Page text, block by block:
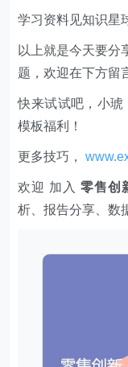
学习资料见知识星
以上就是今天要分
题，欢迎在下方留
快来试试吧，小琥
模板福利​​​​！
更多技巧，
欢迎 加入 零售创
析、报告分享、数